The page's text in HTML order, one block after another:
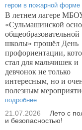
В летнем лагере
«Сульмашинской
общеобразовательной
школы» прошёл День
профориентации,
стал для мальчишек и
девчонок не только
интересным, но и
полезным
подробнее
21.07.2026
Лето с
и безопасностью!